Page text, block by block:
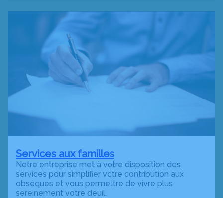
Services aux familles
Notre entreprise met à votre disposition des
services pour simplifier votre contribution aux
obsèques et vous permettre de vivre plus
sereinement votre deuil.